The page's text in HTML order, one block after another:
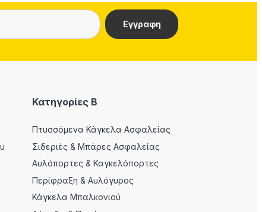
Κατηγορίες Β
Πτυσσόμενα Κάγκελα Ασφαλείας
Σιδεριές & Μπάρες Ασφαλείας
Αυλόπορτες & Καγκελόπορτες
Περίφραξη & Αυλόγυρος
Κάγκελα Μπαλκονιού